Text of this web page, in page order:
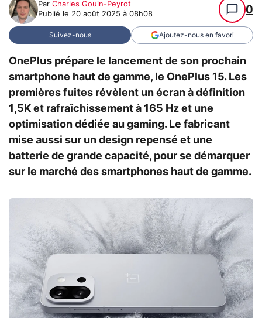
Par Charles Gouin-Peyrot
Publié le 20 août 2025 à 08h08 0
Suivez-nous Ajoutez-nous en favori
OnePlus prépare le lancement de son prochain
smartphone haut de gamme, le OnePlus 15. Les
premières fuites révèlent un écran à définition
1,5K et rafraîchissement à 165 Hz et une
optimisation dédiée au gaming. Le fabricant
mise aussi sur un design repensé et une
batterie de grande capacité, pour se démarquer
sur le marché des smartphones haut de gamme.